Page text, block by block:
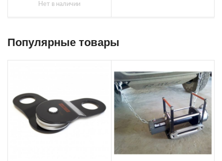
Нет в наличии
Популярные товары